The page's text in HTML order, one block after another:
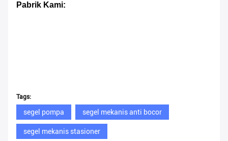
Pabrik Kami:
Tags:
segel pompa segel mekanis anti bocor
segel mekanis stasioner